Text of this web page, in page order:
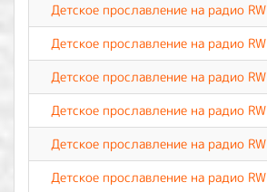
Детское прославление на радио RW
Детское прославление на радио RW
Детское прославление на радио RW
Детское прославление на радио RW
Детское прославление на радио RW
Детское прославление на радио RW